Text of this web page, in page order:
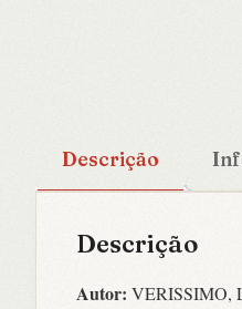
Descrição
Descrição
Autor: VERISSIMO,